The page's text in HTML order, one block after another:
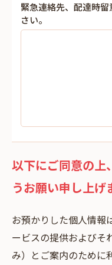
緊急連絡先、配達時
さい。
以下にご同意の上
うお願い申し上げ
お預かりした個⼈情報
ービスの提供およびそ
み）とご案内のために